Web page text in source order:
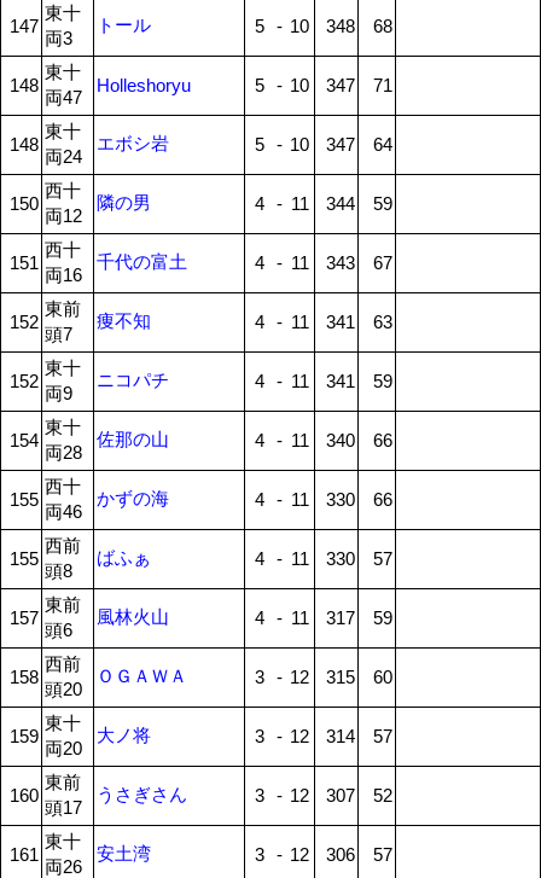
147
東十
両3
トール 5 - 10 348 68
148
東十
両47
Holleshoryu 5 - 10 347 71
148
東十
両24
エボシ岩 5 - 10 347 64
150
西十
両12
隣の男 4 - 11 344 59
151
西十
両16
千代の富土 4 - 11 343 67
152
東前
頭7
痩不知 4 - 11 341 63
152
東十
両9
ニコパチ 4 - 11 341 59
154
東十
両28
佐那の山 4 - 11 340 66
155
西十
両46
かずの海 4 - 11 330 66
155
西前
頭8
ばふぁ 4 - 11 330 57
157
東前
頭6
風林火山 4 - 11 317 59
158
西前
頭20
ＯＧＡＷＡ 3 - 12 315 60
159
東十
両20
大ノ将 3 - 12 314 57
160
東前
頭17
うさぎさん 3 - 12 307 52
161
東十
両26
安土湾 3 - 12 306 57